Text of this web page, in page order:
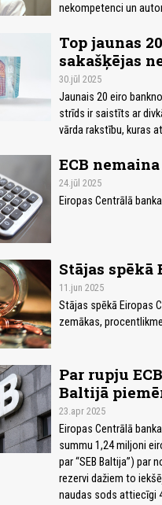
nekompetenci un
Top jaunas
sakašķējas
30.jūl 2025
Jaunais 20 eiro
strīds ir saistīts ar
vārda rakstību, kuras
ECB
24.jūl 2025
Eiropas Centrālā
Stājas spēkā
11.jun 2025
Stājas spēkā Eiropas
zemākas,
Par rupju
Baltijā
23.apr 2025
Eiropas Centrālā
summu 1,24 miljoni
par “SEB Baltija”)
rezervi dažiem to
naudas sods attiecīgi